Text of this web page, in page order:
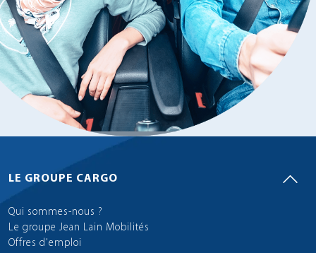
LE GROUPE CARGO
Qui sommes-nous ?
Le groupe Jean Lain Mobilités
Offres d'emploi